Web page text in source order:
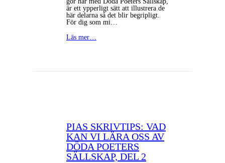
är ett ypperligt sätt att illustrera de
här delarna så det blir begripligt.
För dig som mi…
Läs mer…
PIAS SKRIVTIPS: VAD
KAN VI LÄRA OSS AV
DÖDA POETERS
SÄLLSKAP, DEL 2